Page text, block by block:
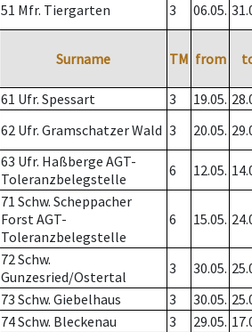
51 Mfr. Tiergarten 3 06.05.
Surname TM from
61 Ufr. Spessart 3 19.05.
62 Ufr. Gramschatzer Wald 3 20.05.
63 Ufr. Haßberge AGT-
Toleranzbelegstelle
6 12.05.
71 Schw. Scheppacher
Forst AGT-
Toleranzbelegstelle
6 15.05.
72 Schw.
Gunzesried/Ostertal
3 30.05.
73 Schw. Giebelhaus 3 30.05.
74 Schw. Bleckenau 3 29.05.